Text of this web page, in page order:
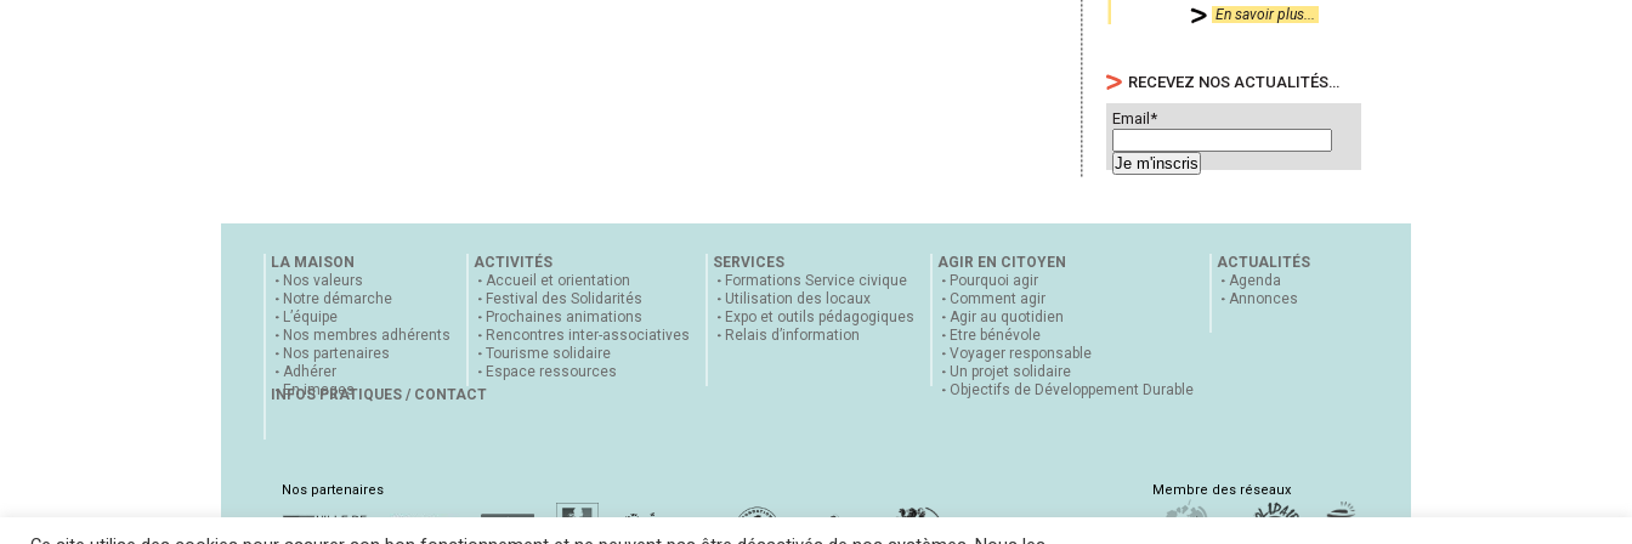
En savoir plus...
RECEVEZ NOS ACTUALITÉS…
Email*
LA MAISON
Nos valeurs
Notre démarche
L’équipe
Nos membres adhérents
Nos partenaires
Adhérer
En images
ACTIVITÉS
Accueil et orientation
Festival des Solidarités
Prochaines animations
Rencontres inter-associatives
Tourisme solidaire
Espace ressources
SERVICES
Formations Service civique
Utilisation des locaux
Expo et outils pédagogiques
Relais d’information
AGIR EN CITOYEN
Pourquoi agir
Comment agir
Agir au quotidien
Etre bénévole
Voyager responsable
Un projet solidaire
Objectifs de Développement Durable
ACTUALITÉS
Agenda
Annonces
INFOS PRATIQUES / CONTACT
Nos partenaires Membre des réseaux